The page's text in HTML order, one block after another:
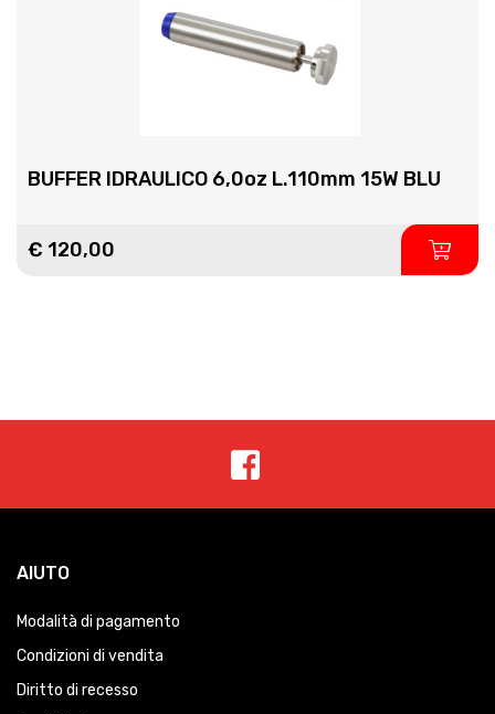
BUFFER IDRAULICO 6,0oz L.110mm 15W BLU
€ 120,00
AIUTO
Modalità di pagamento
Condizioni di vendita
Diritto di recesso